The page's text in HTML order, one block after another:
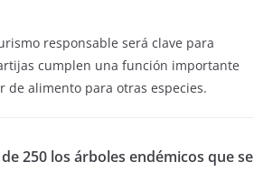
responsable será clave para
cumplen una función importante
de alimento para otras especies.
250 los árboles endémicos que se